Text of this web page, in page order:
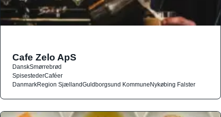
Cafe Zelo ApS
DanskSmørrebrød
SpisestederCaféer
DanmarkRegion SjællandGuldborgsund KommuneNykøbing Falster